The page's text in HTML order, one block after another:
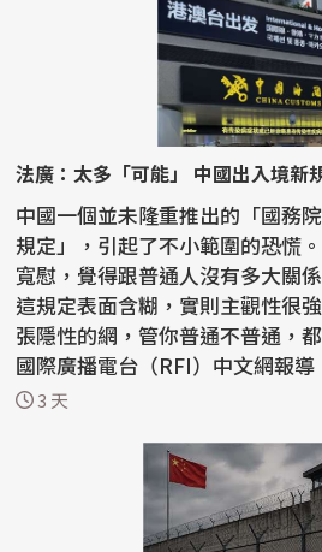
法廣：太多「可能」 中國出入境新
中國一個並未隆重推出的「國務
規定」，引起了不小範圍的恐慌
寬慰，覺得跟普通人沒有多大關
這規定表面含糊，實則主觀性很
張隱性的網，管你普通不普通，都
國際廣播電台（RFI）中文網報
能...3 天